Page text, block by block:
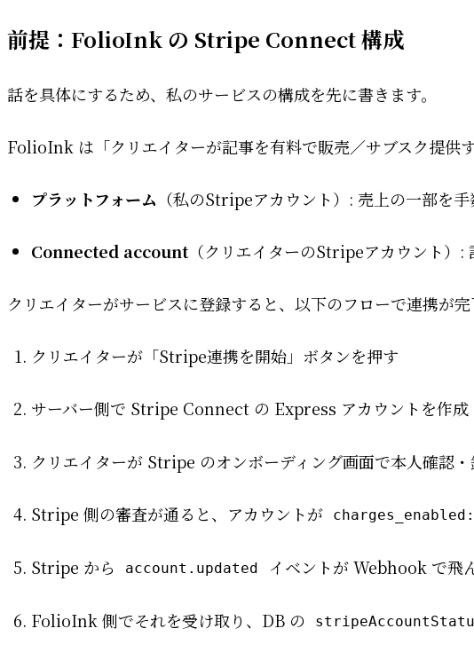
前提：FolioInk の Stripe Connect 構成
話を具体にするため、私のサービスの構成を先に書きます。
FolioInk は「クリエイターが記事を有料で販売／サブスク提供
プラットフォーム （私のStripeアカウント）: 売上の一部を
Connected account（クリエイターのStripeアカウント）:
クリエイターがサービスに登録すると、以下のフローで連携が完
クリエイターが「Stripe連携を開始」ボタンを押す
サーバー側で Stripe Connect の Express アカウントを作成
クリエイターが Stripe のオンボーディング画面で本人確認
Stripe 側の審査が通ると、アカウントが
Stripe から account.updated イベントが Webhook で飛
FolioInk 側でそれを受け取り、DB の